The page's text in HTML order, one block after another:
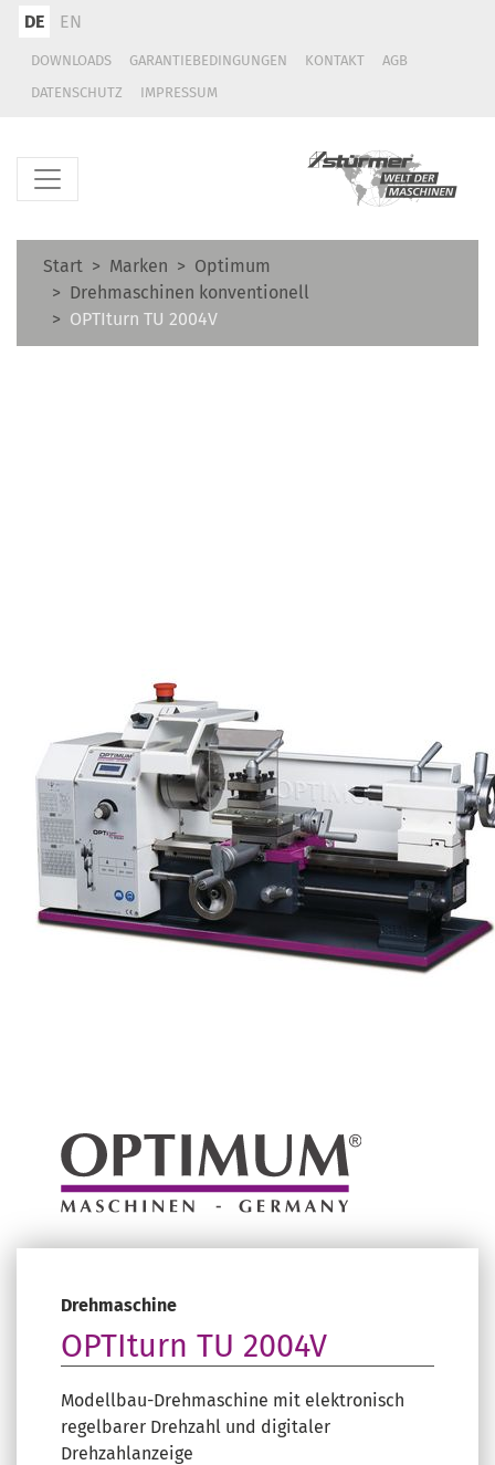
DE EN
DOWNLOADS GARANTIEBEDINGUNGEN KONTAKT
AGB
DATENSCHUTZ
IMPRESSUM
Start Marken
Optimum
Drehmaschinen konventionell
OPTIturn TU 2004V
Drehmaschine
OPTIturn TU 2004V
Modellbau-Drehmaschine mit elektronisch
regelbarer Drehzahl und digitaler
Drehzahlanzeige